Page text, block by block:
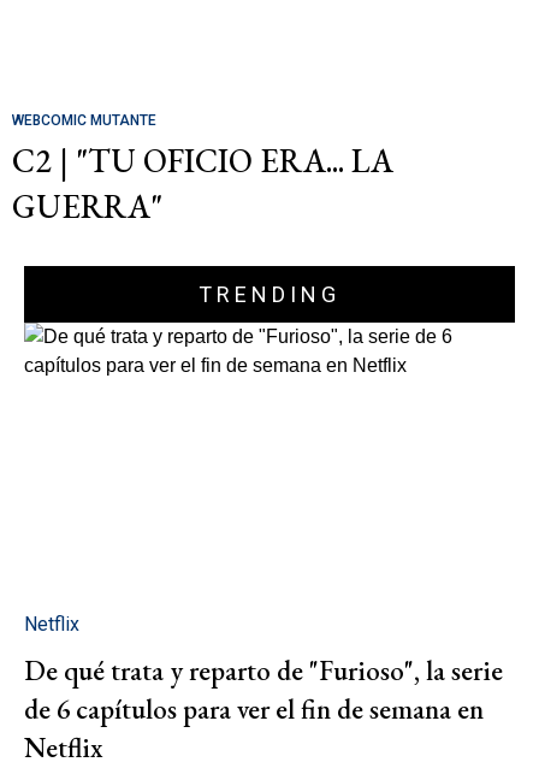
WEBCOMIC MUTANTE
C2 | "TU OFICIO ERA... LA
GUERRA"
TRENDING
Netflix
De qué trata y reparto de "Furioso", la serie
de 6 capítulos para ver el fin de semana en
Netflix